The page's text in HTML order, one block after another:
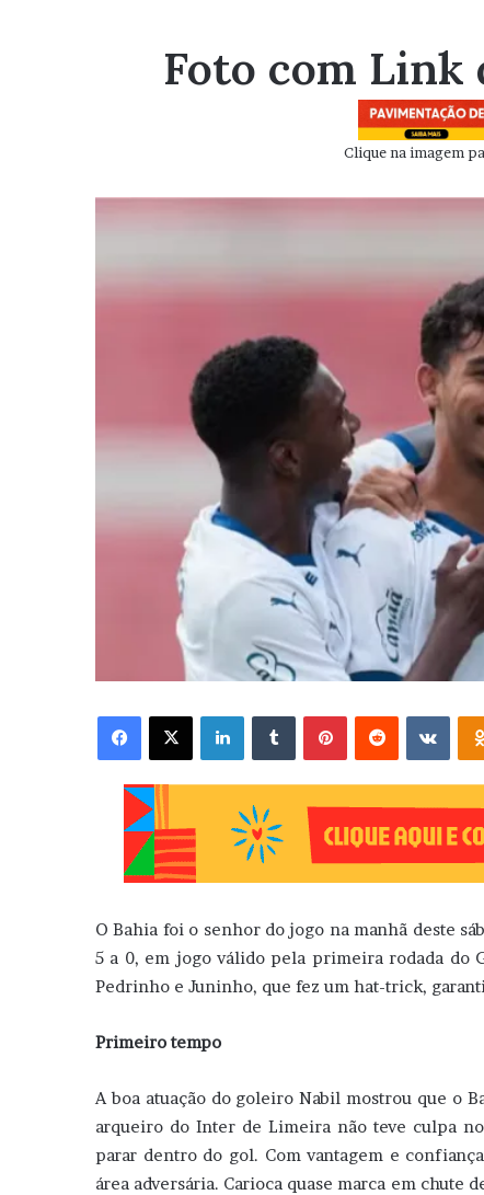
mail
Foto com Link
Clique na imagem
Facebook X Linkedin VK
O Bahia foi o senhor do jogo na manhã deste
5 a 0, em jogo válido pela primeira rodada do
Pedrinho e Juninho, que fez um hat-trick,
Primeiro tempo
A boa atuação do goleiro Nabil mostrou que o
arqueiro do Inter de Limeira não teve culpa
parar dentro do gol. Com vantagem e
área adversária. Carioca quase marca em chute